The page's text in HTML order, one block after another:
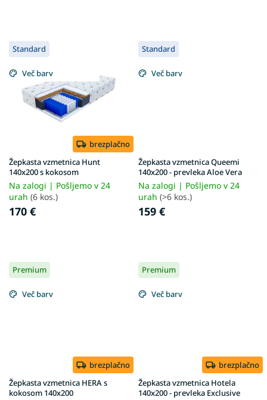
Standard
Več barv
brezplačno
Žepkasta vzmetnica Hunt
140x200 s kokosom
Na zalogi | Pošljemo v 24
urah (6 kos.)
170 €
Standard
Več barv
Žepkasta vzmetnica Queemi
140x200 - prevleka Aloe Vera
Na zalogi | Pošljemo v 24
urah (>6 kos.)
159 €
Premium
Več barv
brezplačno
Žepkasta vzmetnica HERA s
kokosom 140x200
Premium
Več barv
brezplačno
Žepkasta vzmetnica Hotela
140x200 - prevleka Exclusive